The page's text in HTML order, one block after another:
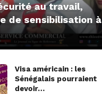
au travail,
de sensibilisation à
Visa américain : les
Sénégalais pourraient
devoir…